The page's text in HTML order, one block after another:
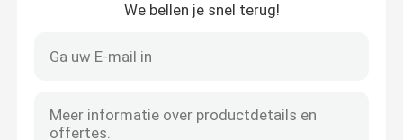
Vraag een offerte
Draadtrekkers
We bellen je snel terug!